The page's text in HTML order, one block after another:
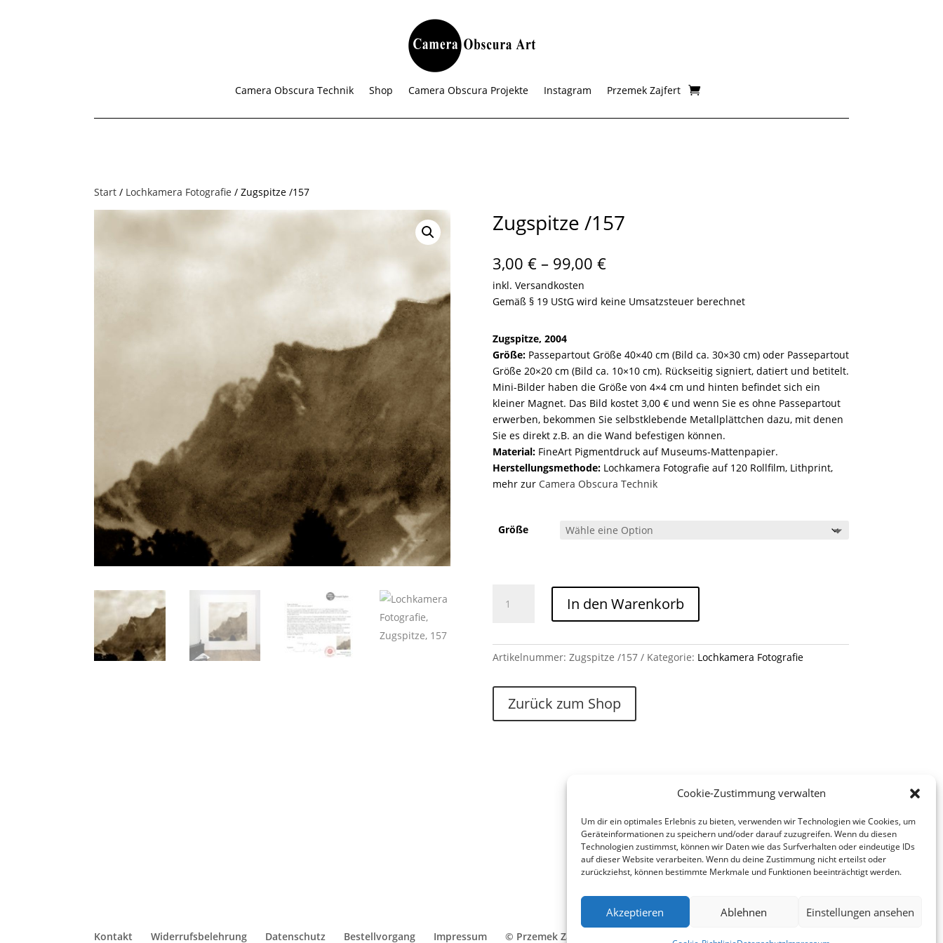
Cookie-Zustimmung verwalten
Um dir ein optimales Erlebnis zu bieten, verwenden wir Technologien wie Cookies, um
Geräteinformationen zu speichern und/oder darauf zuzugreifen. Wenn du diesen
Technologien zustimmst, können wir Daten wie das Surfverhalten oder eindeutige IDs
auf dieser Website verarbeiten. Wenn du deine Zustimmung nicht erteilst oder
zurückziehst, können bestimmte Merkmale und Funktionen beeinträchtigt werden.
Akzeptieren Ablehnen Einstellungen ansehen
Camera Obscura Technik Shop Camera Obscura Projekte Instagram Przemek Zajfert
Start / Lochkamera Fotografie / Zugspitze /157
Zugspitze /157
3,00 € – 99,00 €Preisspanne:
bis
99,00 €
inkl. Versandkosten
Gemäß § 19 UStG wird keine Umsatzsteuer berechnet
Zugspitze, 2004
Größe:Passepartout Größe 40×40 cm (Bild ca. 30×30 cm) oder Passepartout
Größe 20×20 cm (Bild ca. 10×10 cm). Rückseitig signiert, datiert und betitelt.
Mini-Bilder haben die Größe von 4×4 cm und hinten befindet sich ein
kleiner Magnet. Das Bild kostet 3,00 € und wenn Sie es ohne Passepartout
erwerben, bekommen Sie selbstklebende Metallplättchen dazu, mit denen
Sie es direkt z.B. an die Wand befestigen können.
Material:FineArt Pigmentdruck auf Museums-Mattenpapier.
Herstellungsmethode:Lochkamera Fotografie auf 120 Rollfilm, Lithprint,
mehr zur Camera Obscura Technik
Größe
In den Warenkorb
Artikelnummer: Zugspitze /157 Kategorie: Lochkamera Fotografie
Zurück zum Shop
Kontakt Widerrufsbelehrung Datenschutz Bestellvorgang Impressum © Przemek Zajfert